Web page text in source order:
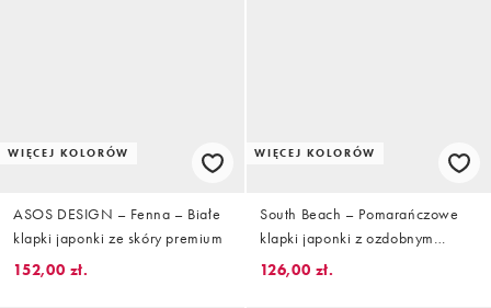
WIĘCEJ KOLORÓW
ASOS DESIGN – Fenna – Białe
klapki japonki ze skóry premium
152,00 zł.
WIĘCEJ KOLORÓW
South Beach – Pomarańczowe
klapki japonki z ozdobnym
kwiatkiem
126,00 zł.